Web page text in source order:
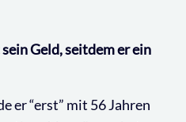
Geld, seitdem er ein
er “erst” mit 56 Jahren